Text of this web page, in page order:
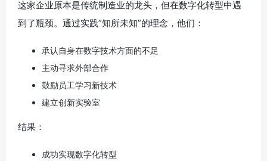
这家企业原本是传统制造业的龙头，但在数字化转型中遇
到了瓶颈。通过实践”知所未知”的理念，他们：
承认自身在数字技术方面的不足
主动寻求外部合作
鼓励员工学习新技术
建立创新实验室
结果：
成功实现数字化转型